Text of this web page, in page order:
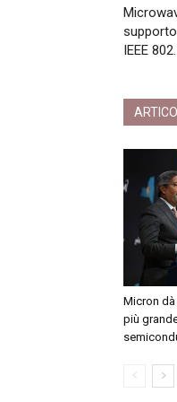
IEEE
Micron
più